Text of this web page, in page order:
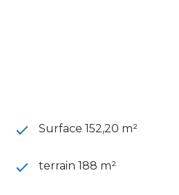
Surface 152,20 m²
terrain 188 m²